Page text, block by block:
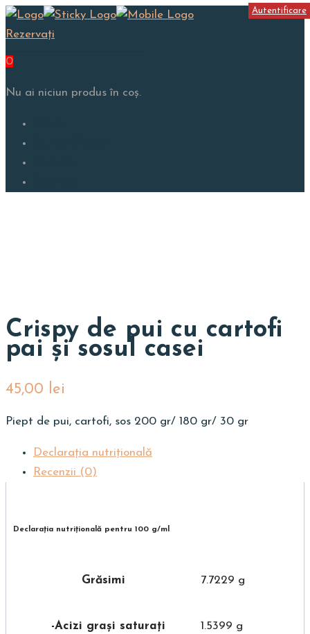
Autentificare
Rezervați
0
Nu ai niciun produs în coș.
Crispy de pui cu cartofi
pai și sosul casei
45,00 lei
Piept de pui, cartofi, sos 200 gr/ 180 gr/ 30 gr
Declarația nutriţională
Recenzii (0)
Declarația nutriţională pentru 100 g/ml
Grăsimi 7.7229 g
-Acizi grași saturați 1.5399 g